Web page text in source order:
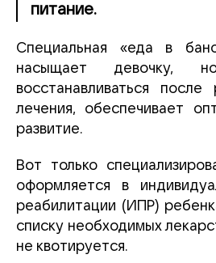
питание.
Специальная «еда в
насыщает девочку,
восстанавливаться после
лечения, обеспечивает
развитие.
Вот только
оформляется в
реабилитации (ИПР)
списку необходимых
не квотируется.